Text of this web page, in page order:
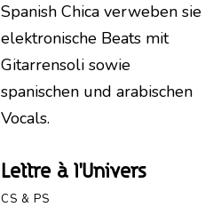
Spanish Chica verweben sie
elektronische Beats mit
Gitarrensoli sowie
spanischen und arabischen
Vocals.
Lettre à l’Univers
CS & PS